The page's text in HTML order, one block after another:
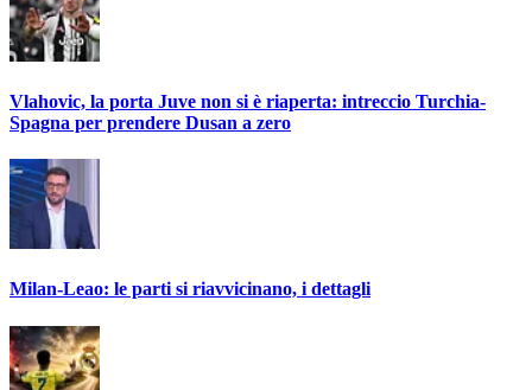
Vlahovic, la porta Juve non si è riaperta: intreccio Turchia-
Spagna per prendere Dusan a zero
Milan-Leao: le parti si riavvicinano, i dettagli